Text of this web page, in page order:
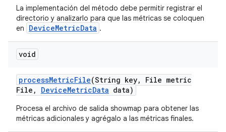
La implementación del método debe permitir registrar el
directorio y analizarlo para que las métricas se coloquen
en
DeviceMetricData .
void
processMetricFile(String key,
File metric
File , DeviceMetricData data)
Procesa el archivo de salida showmap para obtener las
métricas adicionales y agrégalo a las métricas finales.